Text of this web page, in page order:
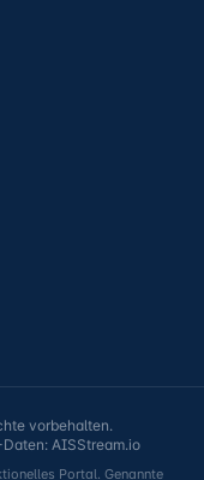
vorbehalten.
AISStream.io
Portal. Genannte